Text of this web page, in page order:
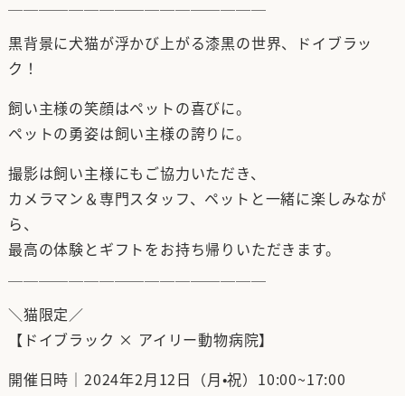
黒背景に犬猫が浮かび上がる漆黒の世界、ドイブラッ
ク！
飼い主様の笑顔はペットの喜びに。
ペットの勇姿は飼い主様の誇りに。
撮影は飼い主様にもご協力いただき、
カメラマン＆専門スタッフ、ペットと一緒に楽しみなが
ら、
最高の体験とギフトをお持ち帰りいただきます。
＼猫限定／
【ドイブラック × アイリー動物病院】
開催日時｜2024年2月12日（月•祝）10:00~17:00